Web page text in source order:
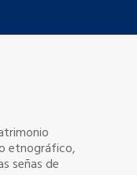
etnográfico,
señas de